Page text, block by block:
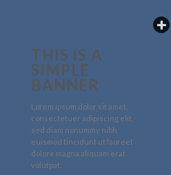
THIS IS A
SIMPLE
BANNER
Lorem ipsum dolor sit amet,
consectetuer adipiscing elit,
sed diam nonummy nibh
euismod tincidunt ut laoreet
dolore magna aliquam erat
volutpat.